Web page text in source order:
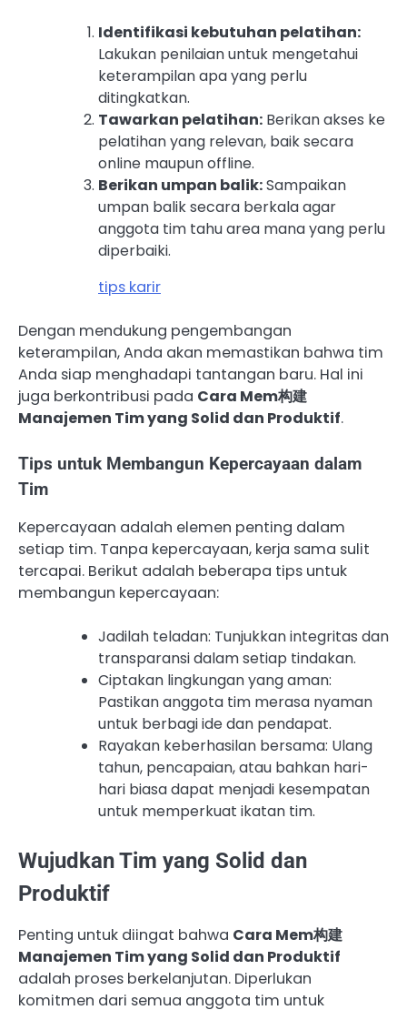
Identifikasi kebutuhan pelatihan:
Lakukan penilaian untuk mengetahui
keterampilan apa yang perlu
ditingkatkan.
Tawarkan pelatihan: Berikan akses ke
pelatihan yang relevan, baik secara
online maupun offline.
Berikan umpan balik:Sampaikan
umpan balik secara berkala agar
anggota tim tahu area mana yang perlu
diperbaiki.
tips karir
Dengan mendukung pengembangan
keterampilan, Anda akan memastikan bahwa tim
Anda siap menghadapi tantangan baru. Hal ini
juga berkontribusi pada Cara Mem构建
Manajemen Tim yang Solid dan Produktif.
Tips untuk Membangun Kepercayaan dalam
Tim
Kepercayaan adalah elemen penting dalam
setiap tim. Tanpa kepercayaan, kerja sama sulit
tercapai. Berikut adalah beberapa tips untuk
membangun kepercayaan:
Jadilah teladan: Tunjukkan integritas dan
transparansi dalam setiap tindakan.
Ciptakan lingkungan yang aman:
Pastikan anggota tim merasa nyaman
untuk berbagi ide dan pendapat.
Rayakan keberhasilan bersama: Ulang
tahun, pencapaian, atau bahkan hari-
hari biasa dapat menjadi kesempatan
untuk memperkuat ikatan tim.
Wujudkan Tim yang Solid dan
Produktif
Penting untuk diingat bahwa Cara Mem构建
Manajemen Tim yang Solid dan Produktif
adalah proses berkelanjutan. Diperlukan
komitmen dari semua anggota tim untuk